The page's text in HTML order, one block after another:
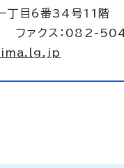
目6番34号11階
ファクス：082-